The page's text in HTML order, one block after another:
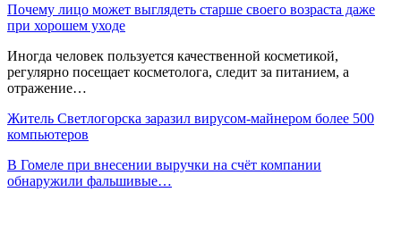
Почему лицо может выглядеть старше своего возраста даже
при хорошем уходе
Иногда человек пользуется качественной косметикой,
регулярно посещает косметолога, следит за питанием, а
отражение…
Житель Светлогорска заразил вирусом-майнером более 500
компьютеров
В Гомеле при внесении выручки на счёт компании
обнаружили фальшивые…